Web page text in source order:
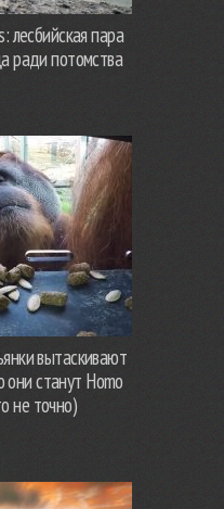
лесбийская пара
ради потомства
вытаскивают
они станут Homo
не точно)